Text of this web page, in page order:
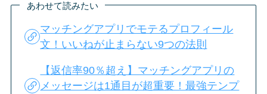
あわせて読みたい
マッチングアプリでモテるプロフィール
文！いいねが止まらない9つの法則
【返信率90％超え】マッチングアプリの
メッセージは1通目が超重要！最強テンプ